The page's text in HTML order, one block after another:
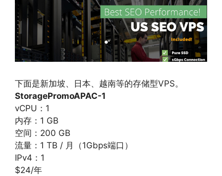
下面是新加坡、日本、越南等的存储型VPS。
StoragePromoAPAC-1
vCPU：1
内存：1 GB
空间：200 GB
流量：1 TB / 月（1Gbps端口）
IPv4：1
$24/年